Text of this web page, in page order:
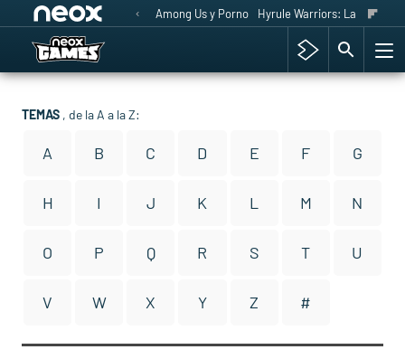
Among Us y Porno Hyrule Warriors: La Era del
TEMAS , de la A a la Z:
A B C D E F G
H I J K L M N
O P Q R S T U
V W X Y Z #